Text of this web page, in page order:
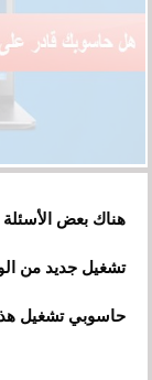
هناك بعض
تشغيل جديد من
حاسوبي تشغيل هذا